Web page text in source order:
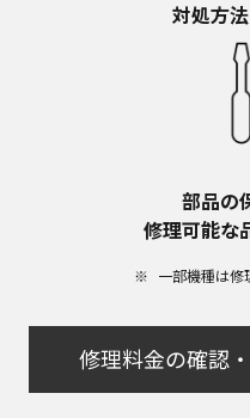
の資料です。本ウェ
明書について、ご購
せにはお応えできな
対処方
部品の
修理可能な
一部機種は修
修理料金の確認